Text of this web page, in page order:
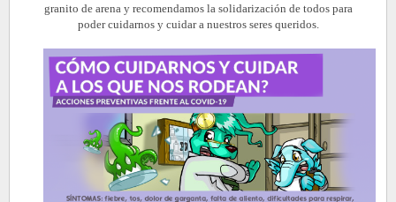
granito de arena y recomendamos la solidarización de todos para
poder cuidarnos y cuidar a nuestros seres queridos.